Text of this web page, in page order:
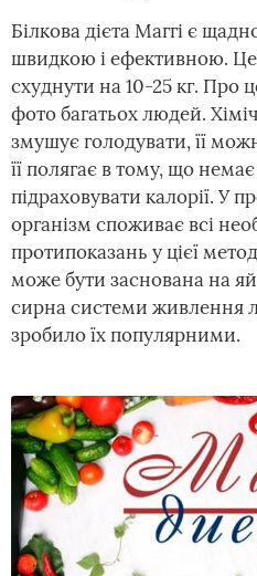
Білкова дієта Маггі є
швидкою і ефективною.
схуднути на 10-25 кг. Про
фото багатьох людей.
змушує голодувати, її
її полягає в тому, що
підраховувати калорії. У
організм споживає всі
протипоказань у цієї
може бути заснована на
сирна системи живлення
зробило їх популярними.